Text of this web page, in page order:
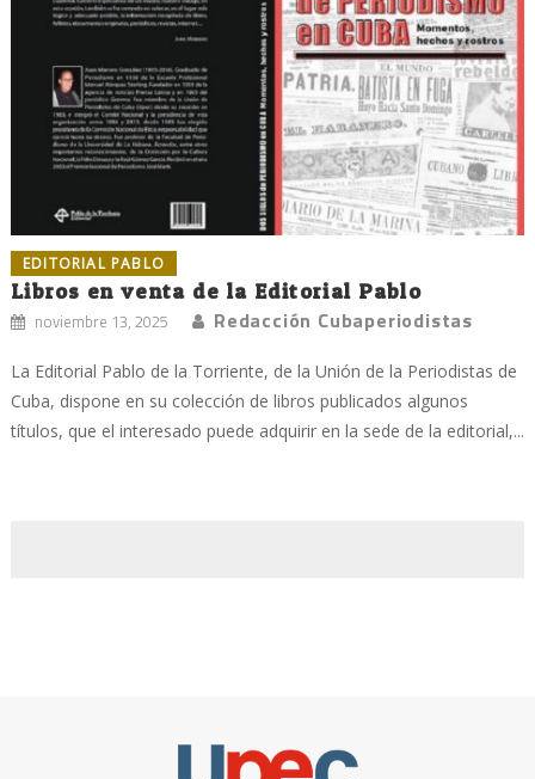
EDITORIAL PABLO
Libros en venta de la Editorial Pablo
noviembre 13, 2025 Redacción Cubaperiodistas
La Editorial Pablo de la Torriente, de la Unión de la Periodistas de
Cuba, dispone en su colección de libros publicados algunos
títulos, que el interesado puede adquirir en la sede de la editorial,...